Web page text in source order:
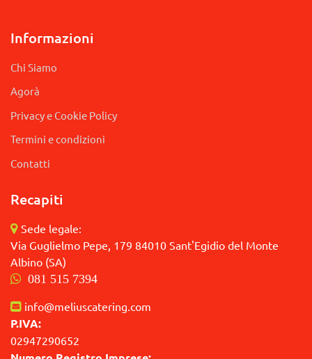
Informazioni
Chi Siamo
Agorà
Privacy e Cookie Policy
Termini e condizioni
Contatti
Recapiti
Sede legale:
Via Guglielmo Pepe, 179 84010 Sant'Egidio del Monte
Albino (SA)
081 515 7394
info@meliuscatering.com
P.IVA:
02947290652